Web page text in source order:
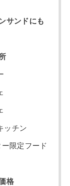
サンドにも
ッチン
限定フード
格